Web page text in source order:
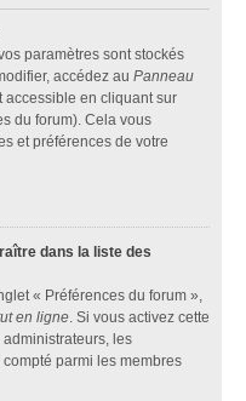
paramètres sont stockés
accédez au Panneau
en cliquant sur
du forum). Cela vous
et préférences de votre
dans la liste des
« Préférences du forum »,
en ligne . Si vous activez cette
les
parmi les membres